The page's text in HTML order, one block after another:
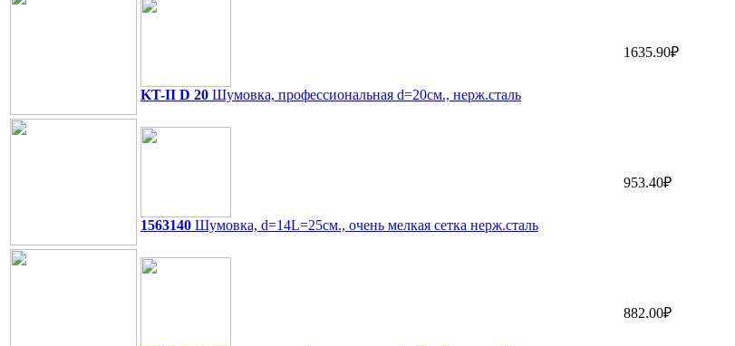
KT-II D 20 Шумовка, профессиональная d=20см., нерж.сталь
1635.90₽
1563140 Шумовка, d=14L=25см., очень мелкая сетка нерж.сталь
953.40₽
882.00₽